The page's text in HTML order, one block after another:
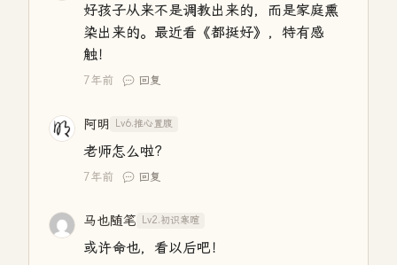
好孩子从来不是调教出来的，而是家庭熏
染出来的。最近看《都挺好》，特有感
触！
7年前 回复
阿明 Lv6.推心置腹
老师怎么啦?
7年前 回复
马也随笔 Lv2.初识寒暄
或许命也，看以后吧！